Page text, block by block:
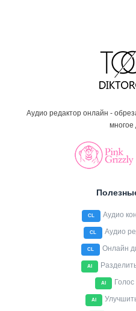
Аудио редактор онлайн -
многое
CL Аудио
CL Аудио
CL Онлайн
AI
AI
AI